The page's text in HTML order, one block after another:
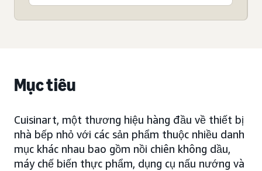
Mục tiêu
Cuisinart, một thương hiệu hàng đầu về thiết bị
nhà bếp nhỏ với các sản phẩm thuộc nhiều danh
mục khác nhau bao gồm nồi chiên không dầu,
máy chế biến thực phẩm, dụng cụ nấu nướng và